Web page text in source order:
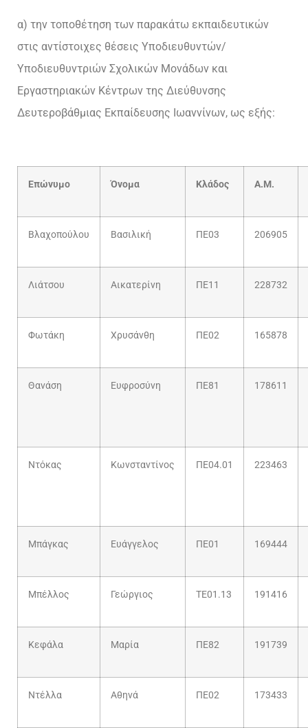
α) την τοποθέτηση των παρακάτω εκπαιδευτικών
στις αντίστοιχες θέσεις Υποδιευθυντών/
Υποδιευθυντριών Σχολικών Μονάδων και
Εργαστηριακών Κέντρων της Διεύθυνσης
Δευτεροβάθμιας Εκπαίδευσης Ιωαννίνων, ως εξής:
Επώνυμο Όνομα Κλάδος Α.Μ.
Βλαχοπούλου Βασιλική ΠΕ03 206905
Λιάτσου Αικατερίνη ΠΕ11 228732
Φωτάκη Χρυσάνθη ΠΕ02 165878
Θανάση Ευφροσύνη ΠΕ81 178611
Ντόκας Κωνσταντίνος ΠΕ04.01 223463
Μπάγκας Ευάγγελος ΠΕ01 169444
Μπέλλος Γεώργιος ΤΕ01.13 191416
Κεφάλα Μαρία ΠΕ82 191739
Ντέλλα Αθηνά ΠΕ02 173433